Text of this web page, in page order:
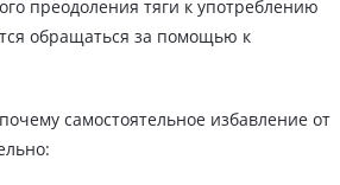
преодоления тяги к употреблению
обращаться за помощью к
самостоятельное избавление от